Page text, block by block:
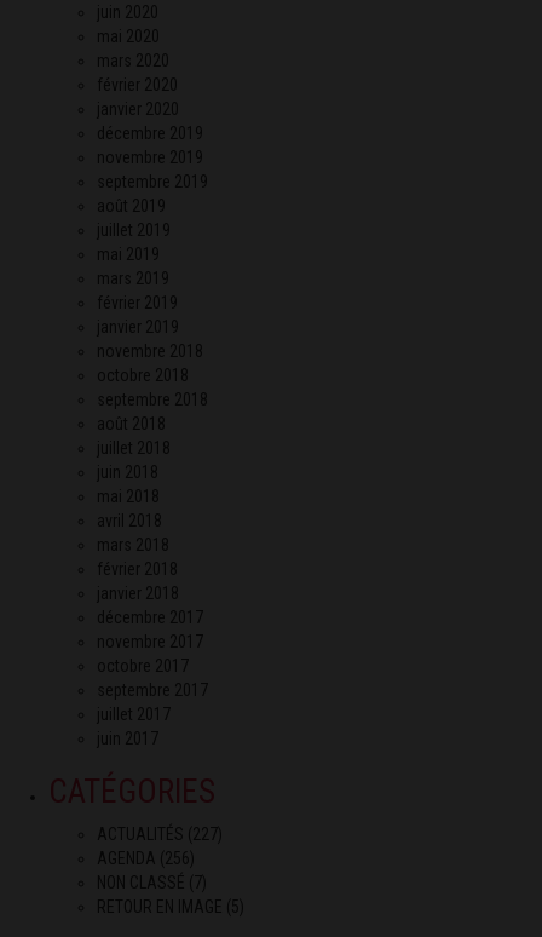
juin 2020
mai 2020
mars 2020
février 2020
janvier 2020
décembre 2019
novembre 2019
septembre 2019
août 2019
juillet 2019
mai 2019
mars 2019
février 2019
janvier 2019
novembre 2018
octobre 2018
septembre 2018
août 2018
juillet 2018
juin 2018
mai 2018
avril 2018
mars 2018
février 2018
janvier 2018
décembre 2017
novembre 2017
octobre 2017
septembre 2017
juillet 2017
juin 2017
CATÉGORIES
ACTUALITÉS
(227)
AGENDA (256)
NON CLASSÉ (7)
RETOUR EN IMAGE (5)